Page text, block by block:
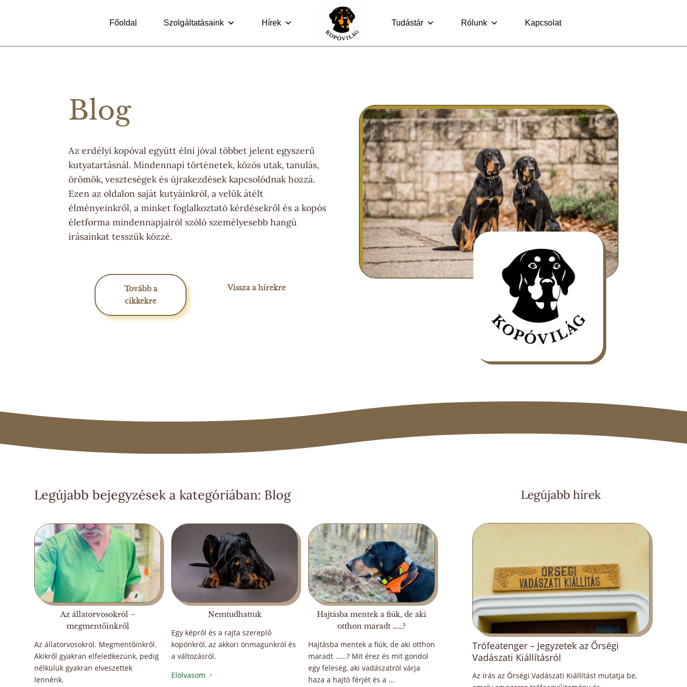
Főoldal Szolgáltatásaink Hírek Tudástár Rólunk Kapcsolat
Blog
Az erdélyi kopóval együtt élni jóval többet jelent egyszerű
kutyatartásnál. Mindennapi történetek, közös utak, tanulás,
örömök, veszteségek és újrakezdések kapcsolódnak hozzá.
Ezen az oldalon saját kutyáinkról, a velük átélt
élményeinkről, a minket foglalkoztató kérdésekről és a kopós
életforma mindennapjairól szóló személyesebb hangú
írásainkat tesszük közzé.
Tovább a
cikkekre
Vissza a hírekre
Legújabb bejegyzések a kategóriában: Blog
Az állatorvosokról –
megmentőinkről
Az állatorvosokról. Megmentőinkről.
Akikről gyakran elfeledkezünk, pedig
nélkülük gyakran elveszettek
lennénk.
Nemtudhattuk
Egy képről és a rajta szereplő
kopónkról, az akkori önmagunkról és
a változásról.
Elolvasom
5
Hajtásba mentek a fiúk, de aki
otthon maradt ……?
Hajtásba mentek a fiúk, de aki otthon
maradt ……? Mit érez és mit gondol
egy feleség, aki vadászatról várja
haza a hajtó férjét és a ...
Legújabb hírek
Megpróbáltatások
Beszámoló a szezon utolsó hajtásáról.
A vadász, akit kitaláltunk magunknak –
Vadászatról, előítéletről, hallgatásról és
felelősségről
Trófeatenger – Jegyzetek az Őrségi
Vadászati Kiállításról
Az írás az Őrségi Vadászati Kiállítást mutatja be,